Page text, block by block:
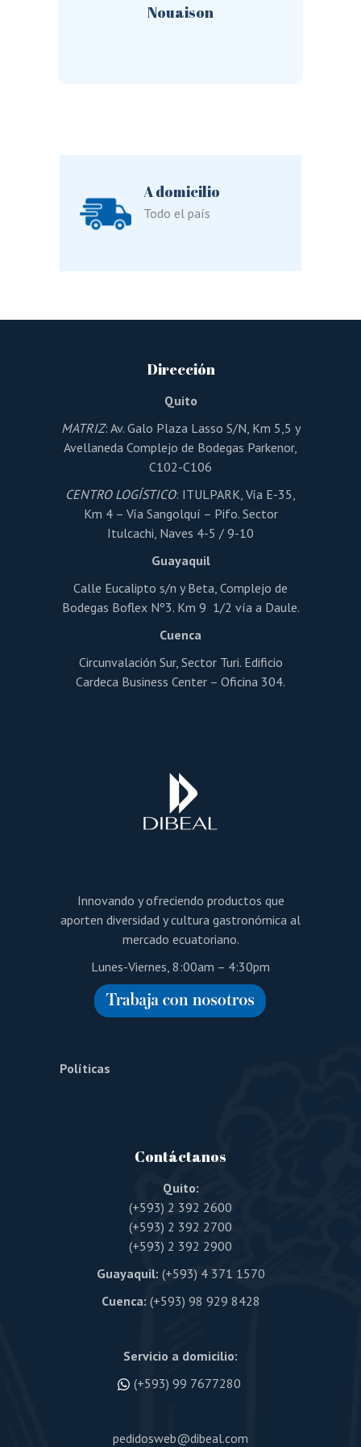
Nouaison
A domicilio
Todo el país
Dirección
Quito
MATRIZ: Av. Galo Plaza Lasso S/N, Km 5,5 y
Avellaneda Complejo de Bodegas Parkenor,
C102-C106
CENTRO LOGÍSTICO: ITULPARK, Vía E-35,
Km 4 – Vía Sangolquí – Pifo. Sector
Itulcachi, Naves 4-5 / 9-10
Guayaquil
Calle Eucalipto s/n y Beta, Complejo de
Bodegas Boflex Nº3. Km 9 1/2 vía a Daule.
Cuenca
Circunvalación Sur, Sector Turi. Edificio
Cardeca Business Center – Oficina 304.
Innovando y ofreciendo productos que
aporten diversidad y cultura gastronómica al
mercado ecuatoriano.
Lunes-Viernes, 8:00am – 4:30pm
Políticas
Contáctanos
Quito:
(+593) 2 392 2600
(+593) 2 392 2700
(+593) 2 392 2900
Guayaquil: (+593) 4 371 1570
Cuenca: (+593) 98 929 8428
Servicio a domicilio:
(+593) 99 7677280
pedidosweb@dibeal.com